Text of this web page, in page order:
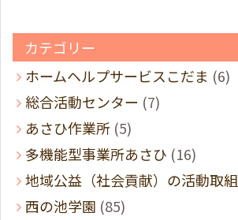
カテゴリー
ホームヘルプサービスこだま (6)
総合活動センター (7)
あさひ作業所 (5)
多機能型事業所あさひ (16)
地域公益（社会貢献）の活動取組
西の池学園 (85)